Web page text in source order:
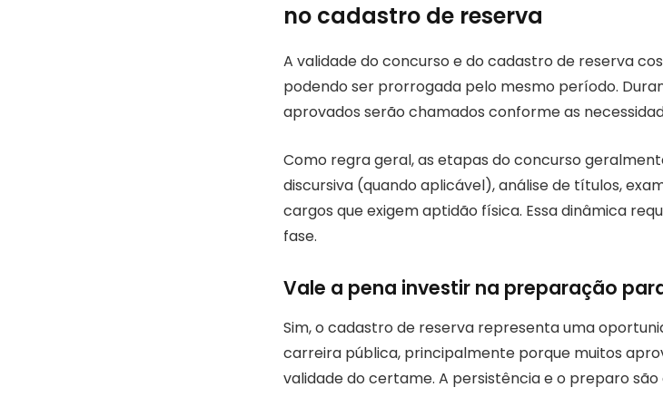
no cadastro de reserva
A validade do concurso e do cadastro de reserva
podendo ser prorrogada pelo mesmo período.
aprovados serão chamados conforme as
Como regra geral, as etapas do concurso
discursiva (quando aplicável), análise de títulos,
cargos que exigem aptidão física. Essa dinâmica
fase.
Vale a pena investir na preparação
Sim, o cadastro de reserva representa uma
carreira pública, principalmente porque muitos
validade do certame. A persistência e o preparo